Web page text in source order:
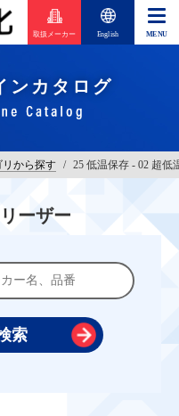
取扱メーカー English
ンカタログ
から探す / 25 低温保存 - 02 超低
ーザー